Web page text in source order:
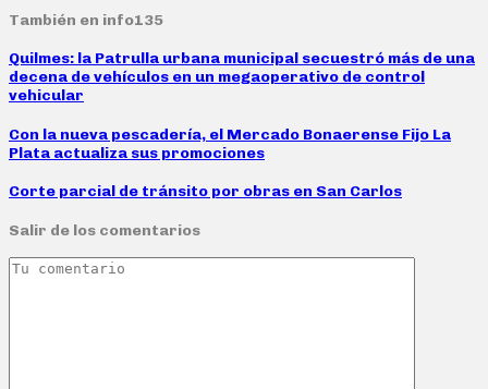
También en info135
Quilmes: la Patrulla urbana municipal secuestró más de una
decena de vehículos en un megaoperativo de control
vehicular
Con la nueva pescadería, el Mercado Bonaerense Fijo La
Plata actualiza sus promociones
Corte parcial de tránsito por obras en San Carlos
Salir de los comentarios